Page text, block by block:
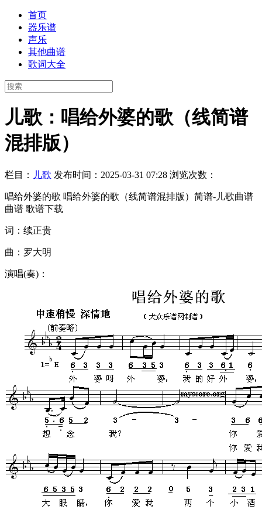
首页
器乐谱
声乐
其他曲谱
歌词大全
儿歌：唱给外婆的歌（线简谱
混排版）
栏目： 儿歌 发布时间：2025-03-31 07:28 浏览次数：
唱给外婆的歌 唱给外婆的歌（线简谱混排版）简谱-儿歌曲谱
曲谱 歌谱下载
词：续正贵
曲：罗大明
演唱(奏)：